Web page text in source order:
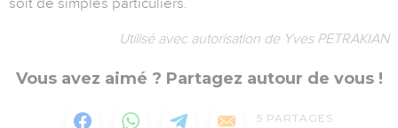
Utilisé avec autorisation de Yves PETRAKIAN
Vous avez aimé ? Partagez autour de vous !
5 PARTAGES